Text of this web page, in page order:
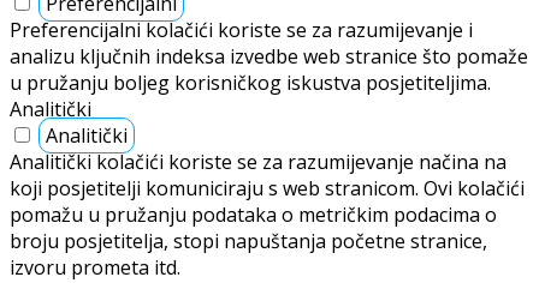
Preferencijalni kolačići koriste se za razumijevanje i
analizu ključnih indeksa izvedbe web stranice što pomaže
u pružanju boljeg korisničkog iskustva posjetiteljima.
Analitički
Analitički
Analitički kolačići koriste se za razumijevanje načina na
koji posjetitelji komuniciraju s web stranicom. Ovi kolačići
pomažu u pružanju podataka o metričkim podacima o
broju posjetitelja, stopi napuštanja početne stranice,
izvoru prometa itd.